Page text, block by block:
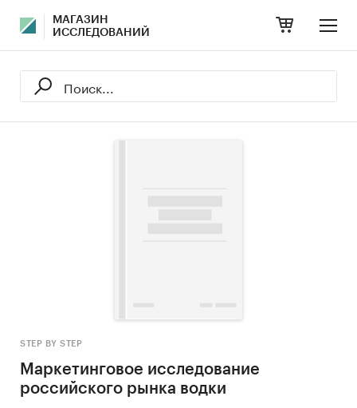
МАГАЗИН
ИССЛЕДОВАНИЙ
STEP BY STEP
Маркетинговое исследование
российского рынка водки